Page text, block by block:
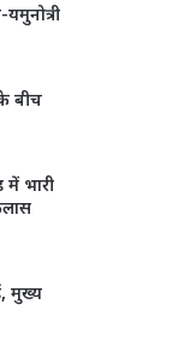
बीच
भारी
मुख्य